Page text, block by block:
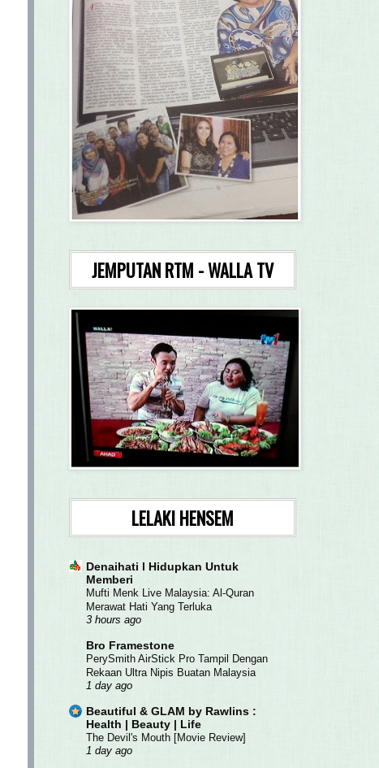
JEMPUTAN RTM - WALLA TV
LELAKI HENSEM
Denaihati l Hidupkan Untuk
Memberi
Mufti Menk Live Malaysia: Al-Quran
Merawat Hati Yang Terluka
3 hours ago
Bro Framestone
PerySmith AirStick Pro Tampil Dengan
Rekaan Ultra Nipis Buatan Malaysia
1 day ago
Beautiful & GLAM by Rawlins :
Health | Beauty | Life
The Devil's Mouth [Movie Review]
1 day ago